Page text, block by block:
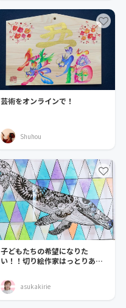
芸術をオンラインで！
Shuhou
子どもたちの希望になりた
い！！切り絵作家はっとりあす
asukakirie